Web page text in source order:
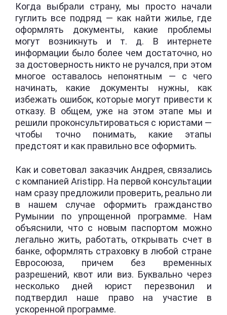
Когда выбрали страну, мы просто начали
гуглить все подряд — как найти жилье, где
оформлять документы, какие проблемы
могут возникнуть и т. д. В интернете
информации было более чем достаточно, но
за достоверность никто не ручался, при этом
многое оставалось непонятным — с чего
начинать, какие документы нужны, как
избежать ошибок, которые могут привести к
отказу. В общем, уже на этом этапе мы и
решили проконсультироваться с юристами —
чтобы точно понимать, какие этапы
предстоят и как правильно все оформить.
Как и советовал заказчик Андрея, связались
с компанией Aristipp. На первой консультации
нам сразу предложили проверить, реально ли
в нашем случае оформить гражданство
Румынии по упрощенной программе. Нам
объяснили, что с новым паспортом можно
легально жить, работать, открывать счет в
банке, оформлять страховку в любой стране
Евросоюза, причем без временных
разрешений, квот или виз. Буквально через
несколько дней юрист перезвонил и
подтвердил наше право на участие в
ускоренной программе.